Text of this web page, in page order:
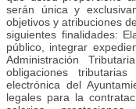
serán única y
objetivos y atribuciones
siguientes finalidades:
público, integrar
Administración
obligaciones
electrónica del
legales para la